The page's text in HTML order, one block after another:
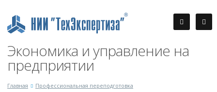
Экономика и управление на
предприятии
Главная
Профессиональная переподготовка